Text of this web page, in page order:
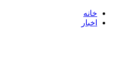
خانه
اخبار